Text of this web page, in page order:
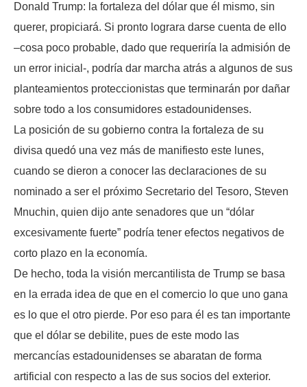
Donald Trump: la fortaleza del dólar que él mismo, sin
querer, propiciará. Si pronto lograra darse cuenta de ello
–cosa poco probable, dado que requeriría la admisión de
un error inicial-, podría dar marcha atrás a algunos de sus
planteamientos proteccionistas que terminarán por dañar
sobre todo a los consumidores estadounidenses.
La posición de su gobierno contra la fortaleza de su
divisa quedó una vez más de manifiesto este lunes,
cuando se dieron a conocer las declaraciones de su
nominado a ser el próximo Secretario del Tesoro, Steven
Mnuchin, quien dijo ante senadores que un “dólar
excesivamente fuerte” podría tener efectos negativos de
corto plazo en la economía.
De hecho, toda la visión mercantilista de Trump se basa
en la errada idea de que en el comercio lo que uno gana
es lo que el otro pierde. Por eso para él es tan importante
que el dólar se debilite, pues de este modo las
mercancías estadounidenses se abaratan de forma
artificial con respecto a las de sus socios del exterior.